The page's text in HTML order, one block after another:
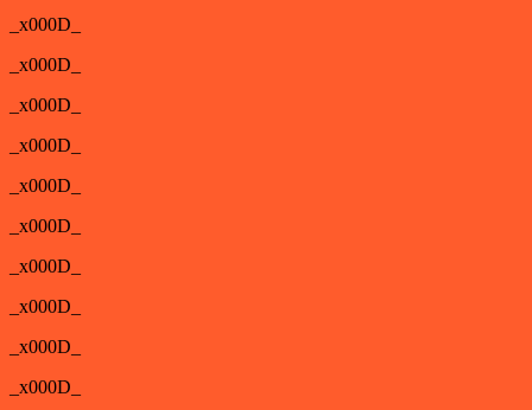
_x000D_
_x000D_
_x000D_
_x000D_
_x000D_
_x000D_
_x000D_
_x000D_
_x000D_
_x000D_